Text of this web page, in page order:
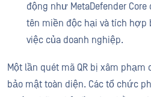
động như MetaDefender
tên miền độc hại và tích hợp
việc của doanh nghiệp.
Một lần quét mã QR bị xâm
bảo mật toàn diện. Các tổ chức